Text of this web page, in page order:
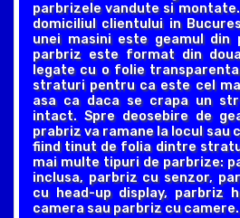
parbrizele vandute si
domiciliul clientului in
unei masini este geamul
parbriz este format din
legate cu o folie
straturi pentru ca este cel
asa ca daca se crapa un
intact. Spre deosebire de
prabriz va ramane la locul sau
fiind tinut de folia dintre
mai multe tipuri de parbrize:
inclusa, parbriz cu senzor,
cu head-up display, parbriz
camera sau parbriz cu camere.